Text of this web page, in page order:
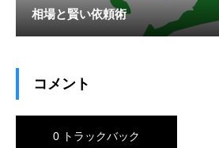
相場と賢い依頼術
コメント
0 トラックバック